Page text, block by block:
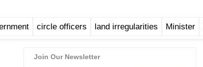
circle officers land irregularities Minister